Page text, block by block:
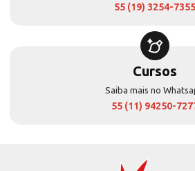
55 (19) 3254-7355
Cursos
Saiba mais no
55 (11) 94250-